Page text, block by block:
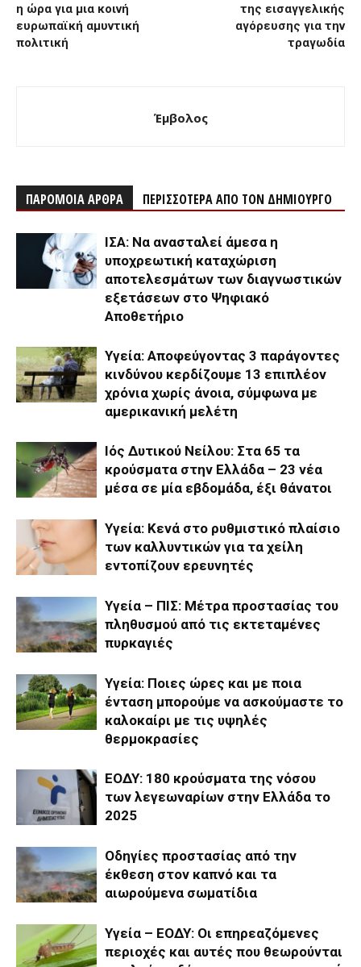
η ώρα για μια κοινή
ευρωπαϊκή αμυντική
πολιτική
της εισαγγελικής
αγόρευσης για την
τραγωδία
Έμβολος
ΠΑΡΟΜΟΙΑ ΑΡΘΡΑ ΠΕΡΙΣΣΟΤΕΡΑ ΑΠΟ ΤΟΝ ΔΗΜΙΟΥΡΓΟ
ΙΣΑ: Να ανασταλεί άμεσα η
υποχρεωτική καταχώριση
αποτελεσμάτων των διαγνωστικών
εξετάσεων στο Ψηφιακό
Αποθετήριο
Υγεία: Αποφεύγοντας 3 παράγοντες
κινδύνου κερδίζουμε 13 επιπλέον
χρόνια χωρίς άνοια, σύμφωνα με
αμερικανική μελέτη
Ιός Δυτικού Νείλου: Στα 65 τα
κρούσματα στην Ελλάδα – 23 νέα
μέσα σε μία εβδομάδα, έξι θάνατοι
Υγεία: Κενά στο ρυθμιστικό πλαίσιο
των καλλυντικών για τα χείλη
εντοπίζουν ερευνητές
Υγεία – ΠΙΣ: Μέτρα προστασίας του
πληθυσμού από τις εκτεταμένες
πυρκαγιές
Υγεία: Ποιες ώρες και με ποια
ένταση μπορούμε να ασκούμαστε το
καλοκαίρι με τις υψηλές
θερμοκρασίες
ΕΟΔΥ: 180 κρούσματα της νόσου
των λεγεωναρίων στην Ελλάδα το
2025
Οδηγίες προστασίας από την
έκθεση στον καπνό και τα
αιωρούμενα σωματίδια
Υγεία – ΕΟΔΥ: Οι επηρεαζόμενες
περιοχές και αυτές που θεωρούνται